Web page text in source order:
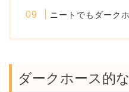
ニートでもダーク
ダークホース的